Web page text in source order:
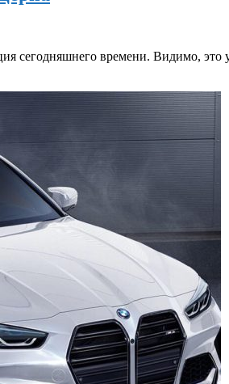
сегодняшнего времени. Видимо,